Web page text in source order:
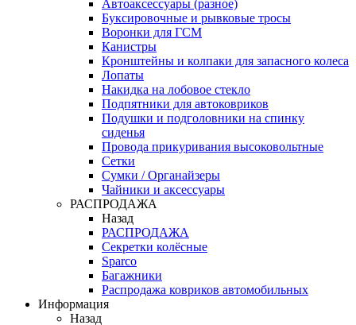
Автоаксессуары (разное)
Буксировочные и рывковые тросы
Воронки для ГСМ
Канистры
Кронштейны и колпаки для запасного колеса
Лопаты
Накидка на лобовое стекло
Подпятники для автоковриков
Подушки и подголовники на спинку
сиденья
Провода прикуривания высоковольтные
Сетки
Сумки / Органайзеры
Чайники и аксессуары
РАСПРОДАЖА
Назад
РАСПРОДАЖА
Секретки колёсные
Sparco
Багажники
Распродажа ковриков автомобильных
Информация
Назад